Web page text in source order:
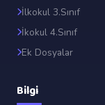
İlkokul 3.Sınıf
İkokul 4.Sınıf
Ek Dosyalar
Bilgi